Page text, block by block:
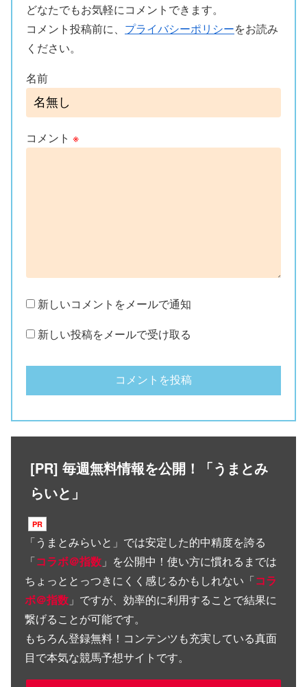
どなたでもお気軽にコメントできます。
コメント投稿前に、 プライバシーポリシーをお読み
ください。
名前
コメント ※
新しいコメントをメールで通知
新しい投稿をメールで受け取る
[PR] 毎週無料情報を公開！「うまとみ
らいと」
「うまとみらいと 」では安定した的中精度を誇る
「コラボ＠指数 」を公開中！使い方に慣れるまでは
ちょっととっつきにくく感じるかもしれない「コラ
ボ＠指数 」ですが、効率的に利用することで結果に
繋げることが可能です。
もちろん登録無料！コンテンツも充実している真面
目で本気な競馬予想サイトです。